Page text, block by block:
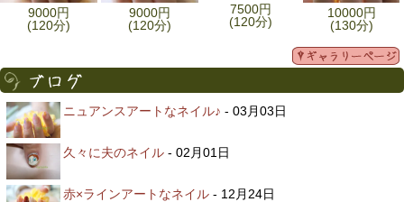
9000円
(120分)
9000円
(120分)
7500円
(120分)
10000円
(130分)
ニュアンスアートなネイル♪ - 03月03日
久々に夫のネイル - 02月01日
赤×ラインアートなネイル - 12月24日